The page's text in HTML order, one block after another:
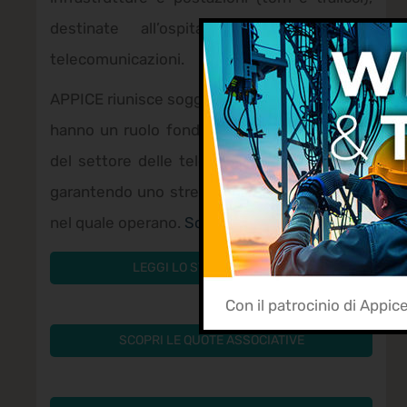
destinate all’ospitalità di impianti di
telecomunicazioni.
APPICE riunisce soggetti che hanno avuto ed
hanno un ruolo fondamentale nello sviluppo
del settore delle telecomunicazioni in Italia,
garantendo uno stretto legame sul territorio
nel quale operano. Scopri di più
LEGGI LO STATUTO APPICE
SCOPRI LE QUOTE ASSOCIATIVE
Con il patrocinio di Appice